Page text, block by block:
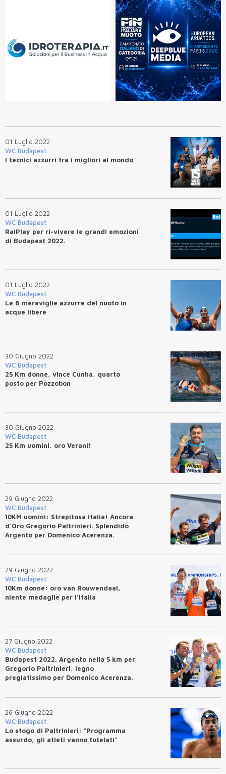
01 Luglio 2022
WC Budapest
I tecnici azzurri fra i migliori al mondo
01 Luglio 2022
WC Budapest
RaiPlay per ri-vivere le grandi emozioni
di Budapest 2022.
01 Luglio 2022
WC Budapest
Le 6 meraviglie azzurre del nuoto in
acque libere
30 Giugno 2022
WC Budapest
25 Km donne, vince Cunha, quarto
posto per Pozzobon
30 Giugno 2022
WC Budapest
25 Km uomini, oro Verani!
29 Giugno 2022
WC Budapest
10KM uomini: Strepitosa Italia! Ancora
d'Oro Gregorio Paltrinieri. Splendido
Argento per Domenico Acerenza.
29 Giugno 2022
WC Budapest
10Km donne: oro van Rouwendaal,
niente medaglie per l'Italia
27 Giugno 2022
WC Budapest
Budapest 2022. Argento nella 5 km per
Gregorio Paltrinieri, legno
pregiatissimo per Domenico Acerenza.
Gabbrielleschi, sesta Ginevra
26 Giugno 2022
WC Budapest
Lo sfogo di Paltrinieri: "Programma
assurdo, gli atleti vanno tutelati"